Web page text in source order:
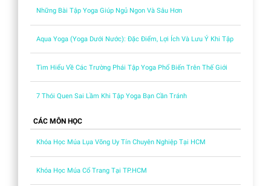
Những Bài Tập Yoga Giúp Ngủ Ngon Và Sâu Hơn
Aqua Yoga (Yoga Dưới Nước): Đặc Điểm, Lợi Ích Và Lưu Ý Khi Tập
Tìm Hiểu Về Các Trường Phái Tập Yoga Phổ Biến Trên Thế Giới
7 Thói Quen Sai Lầm Khi Tập Yoga Bạn Cần Tránh
CÁC MÔN HỌC
Khóa Học Múa Lụa Võng Uy Tín Chuyên Nghiệp Tại HCM
Khóa Học Múa Cổ Trang Tại TP.HCM